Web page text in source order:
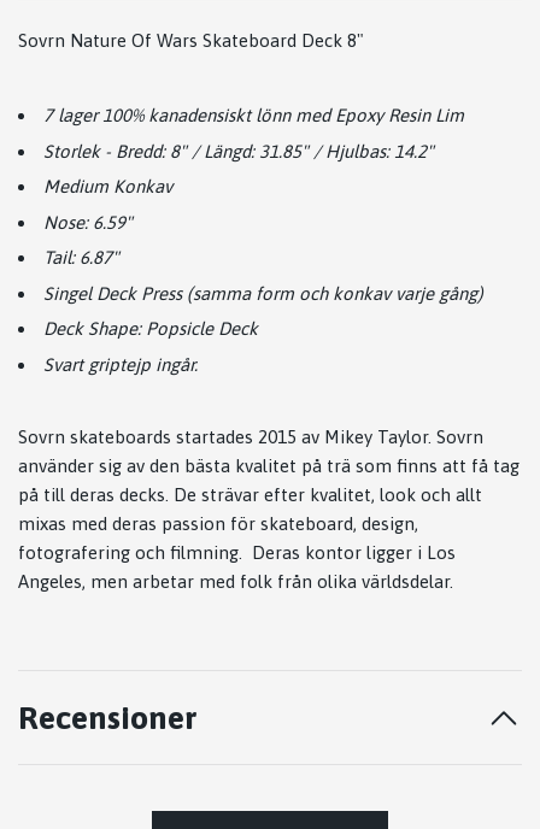
Sovrn Nature Of Wars Skateboard Deck 8"
7 lager 100% kanadensiskt lönn med Epoxy Resin Lim
Storlek - Bredd: 8" / Längd: 31.85" / Hjulbas: 14.2"
Medium Konkav
Nose: 6.59"
Tail: 6.87"
Singel Deck Press (samma form och konkav varje gång)
Deck Shape: Popsicle Deck
Svart griptejp ingår.
Sovrn skateboards startades 2015 av Mikey Taylor. Sovrn
använder sig av den bästa kvalitet på trä som finns att få tag
på till deras decks. De strävar efter kvalitet, look och allt
mixas med deras passion för skateboard, design,
fotografering och filmning. Deras kontor ligger i Los
Angeles, men arbetar med folk från olika världsdelar.
Recensioner